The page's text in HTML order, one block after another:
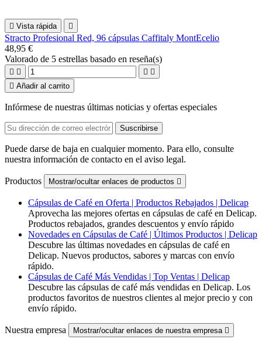
 Vista rápida 
Stracto Profesional Red, 96 cápsulas Caffitaly MontEcelio
48,95 €
Valorado de 5 estrellas basado en reseña(s)
   
 Añadir al carrito
Infórmese de nuestras últimas noticias y ofertas especiales
Puede darse de baja en cualquier momento. Para ello, consulte
nuestra información de contacto en el aviso legal.
Productos Mostrar/ocultar enlaces de productos 
Cápsulas de Café en Oferta | Productos Rebajados | Delicap
Aprovecha las mejores ofertas en cápsulas de café en Delicap.
Productos rebajados, grandes descuentos y envío rápido
Novedades en Cápsulas de Café | Últimos Productos | Delicap
Descubre las últimas novedades en cápsulas de café en
Delicap. Nuevos productos, sabores y marcas con envío
rápido.
Cápsulas de Café Más Vendidas | Top Ventas | Delicap
Descubre las cápsulas de café más vendidas en Delicap. Los
productos favoritos de nuestros clientes al mejor precio y con
envío rápido.
Nuestra empresa Mostrar/ocultar enlaces de nuestra empresa 